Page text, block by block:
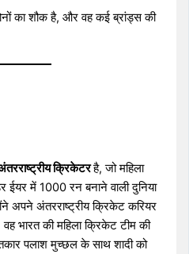
का शौक है, और वह कई ब्रांड्स की
अंतरराष्ट्रीय क्रिकेटरहै, जो महिला
में 1000 रन बनाने वाली दुनिया
अपने अंतरराष्ट्रीय क्रिकेट करियर
भारत की महिला क्रिकेट टीम की
पलाश मुच्छल के साथ शादी को